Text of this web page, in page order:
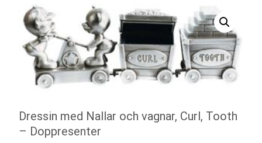
Dressin med Nallar och vagnar, Curl, Tooth
– Doppresenter